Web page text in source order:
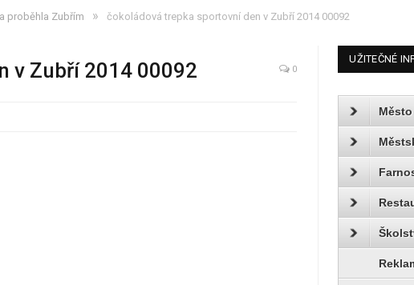
proběhla Zubřím » čokoládová trepka sportovní den v Zubří 2014 00092
v Zubří 2014 00092 0
UŽITEČNÉ